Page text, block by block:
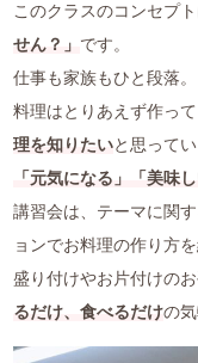
プライベートレッスン
1day体験コース
和の薬膳®クラス
山内メソッドセミナー
特別講座
このクラスのコンセプト
せん？」 です。
仕事も家族もひと段落。
料理はとりあえず作っ
理を知りたいと思って
「元気になる」「美味
講習会は、テーマに関
ョンでお料理の作り方
盛り付けやお片付けの
るだけ、食べるだけの